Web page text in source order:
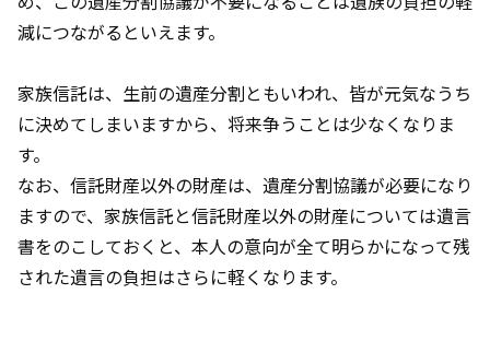
減につながるといえます。
家族信託は、生前の遺産分割ともいわれ、皆が元気なうち
に決めてしまいますから、将来争うことは少なくなりま
す。
なお、信託財産以外の財産は、遺産分割協議が必要になり
ますので、家族信託と信託財産以外の財産については遺言
書をのこしておくと、本人の意向が全て明らかになって残
された遺言の負担はさらに軽くなります。